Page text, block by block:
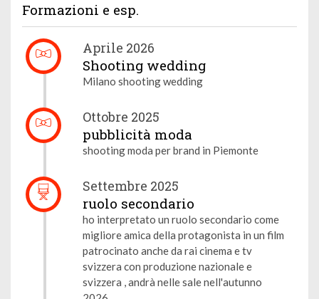
Formazioni e esp.
Aprile 2026
Shooting wedding
Milano shooting wedding
Ottobre 2025
pubblicità moda
shooting moda per brand in Piemonte
Settembre 2025
ruolo secondario
ho interpretato un ruolo secondario come
migliore amica della protagonista in un film
patrocinato anche da rai cinema e tv
svizzera con produzione nazionale e
svizzera , andrà nelle sale nell'autunno